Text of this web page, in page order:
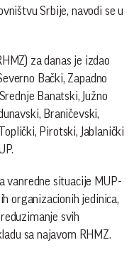
Srbije, navodi se u
za danas je izdao
Bački, Zapadno
Banatski, Južno
Braničevski,
Pirotski, Jablanički
vanredne situacije MUP-
organizacionih jedinica,
svih
sa najavom RHMZ.